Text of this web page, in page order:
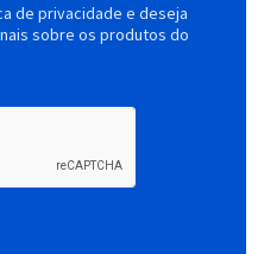
de privacidade e deseja
sobre os produtos do